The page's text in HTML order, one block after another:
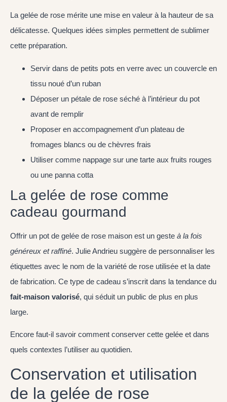
La gelée de rose mérite une mise en valeur à la hauteur de sa
délicatesse. Quelques idées simples permettent de sublimer
cette préparation.
Servir dans de petits pots en verre avec un couvercle en
tissu noué d’un ruban
Déposer un pétale de rose séché à l’intérieur du pot
avant de remplir
Proposer en accompagnement d’un plateau de
fromages blancs ou de chèvres frais
Utiliser comme nappage sur une tarte aux fruits rouges
ou une panna cotta
La gelée de rose comme
cadeau gourmand
Offrir un pot de gelée de rose maison est un geste à la fois
généreux et raffiné. Julie Andrieu suggère de personnaliser les
étiquettes avec le nom de la variété de rose utilisée et la date
de fabrication. Ce type de cadeau s’inscrit dans la tendance du
fait-maison valorisé, qui séduit un public de plus en plus
large.
Encore faut-il savoir comment conserver cette gelée et dans
quels contextes l’utiliser au quotidien.
Conservation et utilisation
de la gelée de rose